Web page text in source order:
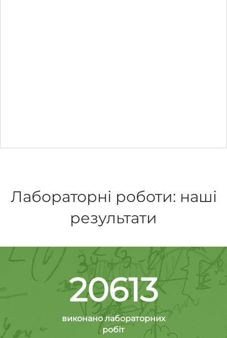
Лабораторні роботи: наші
результати
20613
виконано лабораторних
робіт